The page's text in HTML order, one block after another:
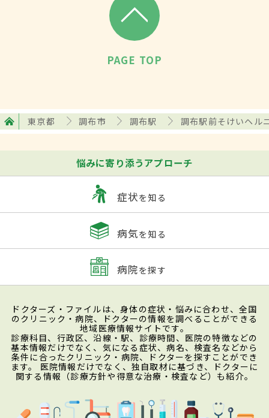
PAGE TOP
東京都 調布市 調布駅 調布駅前そけいヘル
悩みに寄り添うアプローチ
症状を知る
病気を知る
病院を探す
ドクターズ・ファイルは、身体の症状・悩みに合わせ、全国
のクリニック・病院、ドクターの情報を調べることができる
地域医療情報サイトです。
診療科目、行政区、沿線・駅、診療時間、医院の特徴などの
基本情報だけでなく、気になる症状、病名、検査名などから
条件に合ったクリニック・病院、ドクターを探すことができ
ます。 医院情報だけでなく、独自取材に基づき、ドクターに
関する情報（診療方針や得意な治療・検査など）も紹介。